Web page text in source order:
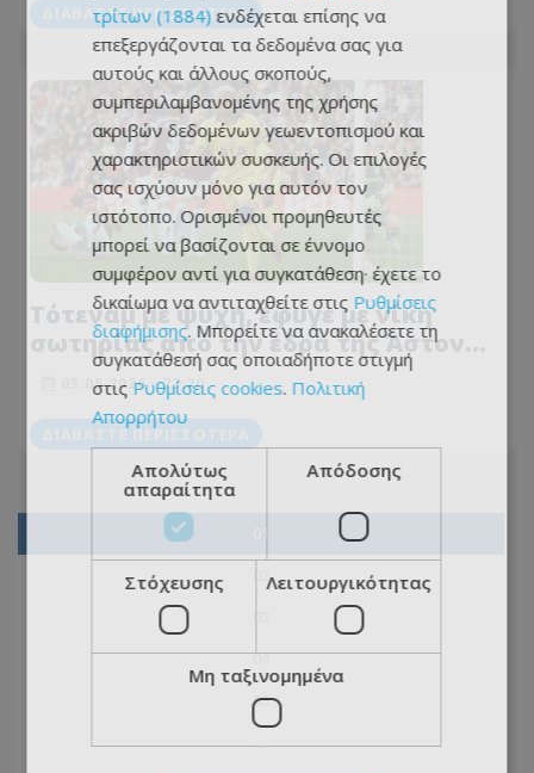
ΔΙΑΒΆΣΤΕ ΠΕΡΙΣΣΌΤΕΡΑ
Τότεναμ με ψυχή, έφυγε με νίκη
σωτηρίας από την έδρα της Άστον
Βίλα!
03.05.2026 - 23:20
ΔΙΑΒΆΣΤΕ ΠΕΡΙΣΣΌΤΕΡΑ
04
05
...
τρίτων (1884) ενδέχεται επίσης να
επεξεργάζονται τα δεδομένα σας για
αυτούς και άλλους σκοπούς,
συμπεριλαμβανομένης της χρήσης
ακριβών δεδομένων γεωεντοπισμού και
χαρακτηριστικών συσκευής. Οι επιλογές
σας ισχύουν μόνο για αυτόν τον
ιστότοπο. Ορισμένοι προμηθευτές
μπορεί να βασίζονται σε έννομο
συμφέρον αντί για συγκατάθεση· έχετε το
δικαίωμα να αντιταχθείτε στις Ρυθμίσεις
διαφήμισης. Μπορείτε να ανακαλέσετε τη
συγκατάθεσή σας οποιαδήποτε στιγμή
στις Ρυθμίσεις cookies. Πολιτική
Απορρήτου
Απολύτως
απαραίτητα
Απόδοσης
Στόχευσης Λειτουργικότητας
Μη ταξινομημένα